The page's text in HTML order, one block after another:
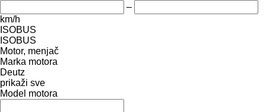
–
km/h
ISOBUS
ISOBUS
Motor, menjač
Marka motora
Deutz
prikaži sve
Model motora